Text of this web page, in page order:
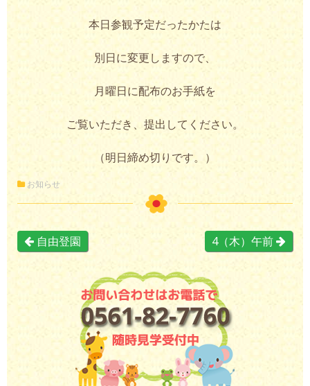
本日参観予定だったかたは
別日に変更しますので、
月曜日に配布のお手紙を
ご覧いただき、提出してください。
（明日締め切りです。）
お知らせ
自由登園 4（木）午前